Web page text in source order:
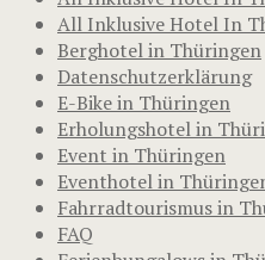
All Inklusive Hotel In
Berghotel in Thüringen
Datenschutzerklärung
E-Bike in Thüringen
Erholungshotel in
Event in Thüringen
Eventhotel in
Fahrradtourismus in
FAQ